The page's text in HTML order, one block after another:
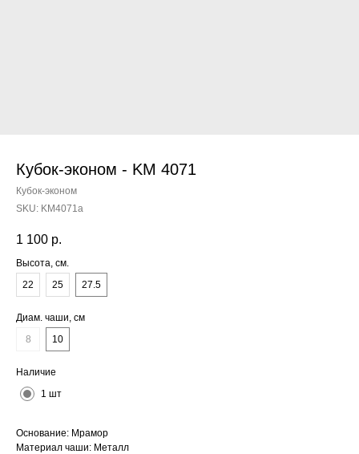
Кубок-эконом - KM 4071
Кубок-эконом
SKU: KM4071a
1 100 р.
Высота, см.
22
25 27.5
Диам. чаши, см
8
10
Наличие
1 шт
Основание: Мрамор
Материал чаши: Металл